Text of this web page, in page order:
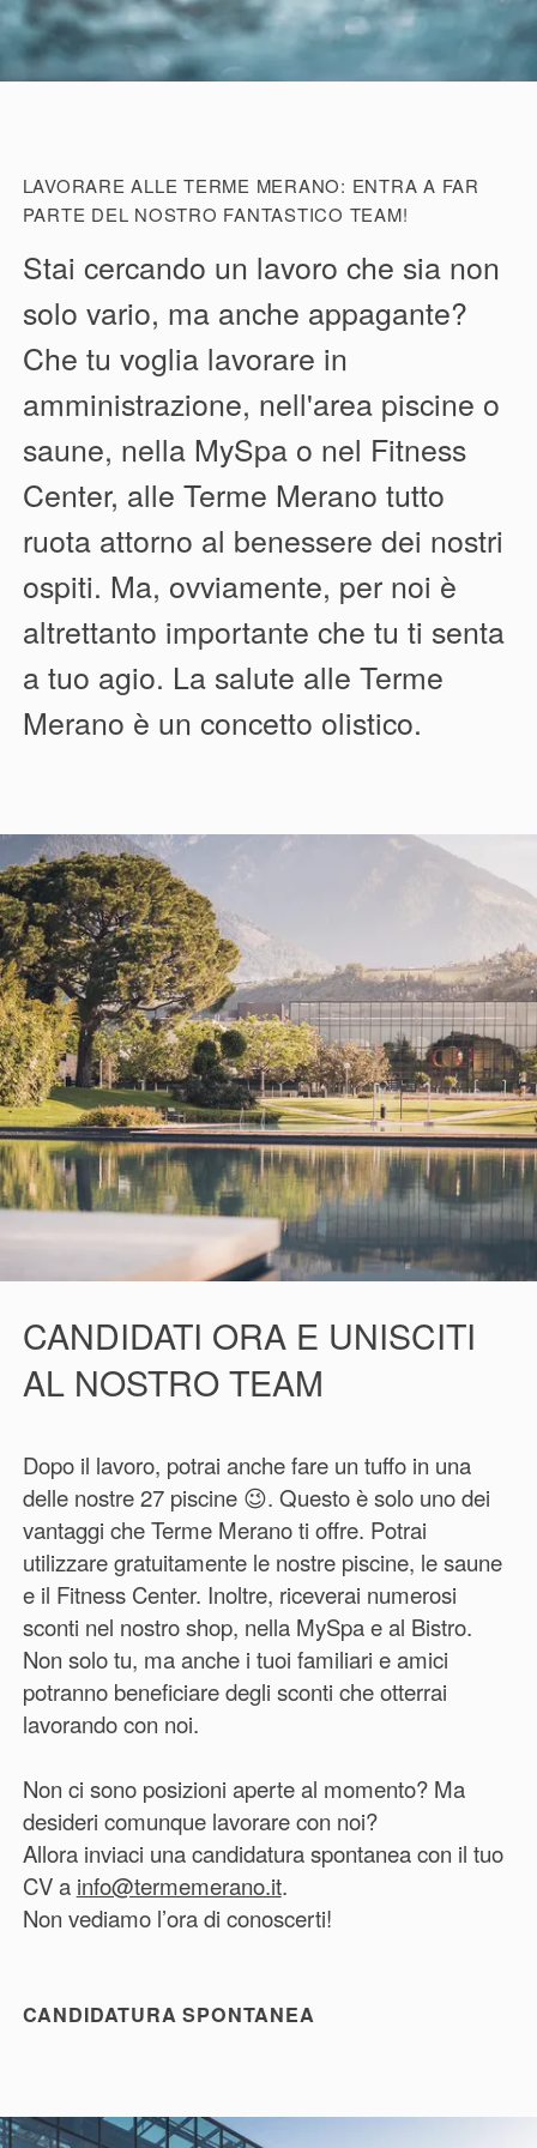
LAVORARE ALLE TERME MERANO: ENTRA A FAR
PARTE DEL NOSTRO FANTASTICO TEAM!
Stai cercando un lavoro che sia non
solo vario, ma anche appagante?
Che tu voglia lavorare in
amministrazione, nell'area piscine o
saune, nella MySpa o nel Fitness
Center, alle Terme Merano tutto
ruota attorno al benessere dei nostri
ospiti. Ma, ovviamente, per noi è
altrettanto importante che tu ti senta
a tuo agio. La salute alle Terme
Merano è un concetto olistico.
CANDIDATI ORA E UNISCITI
AL NOSTRO TEAM
Dopo il lavoro, potrai anche fare un tuffo in una
delle nostre 27 piscine 😉. Questo è solo uno dei
vantaggi che Terme Merano ti offre. Potrai
utilizzare gratuitamente le nostre piscine, le saune
e il Fitness Center. Inoltre, riceverai numerosi
sconti nel nostro shop, nella MySpa e al Bistro.
Non solo tu, ma anche i tuoi familiari e amici
potranno beneficiare degli sconti che otterrai
lavorando con noi.
Non ci sono posizioni aperte al momento? Ma
desideri comunque lavorare con noi?
Allora inviaci una candidatura spontanea con il tuo
CV a info@termemerano.it.
Non vediamo l’ora di conoscerti!
CANDIDATURA SPONTANEA